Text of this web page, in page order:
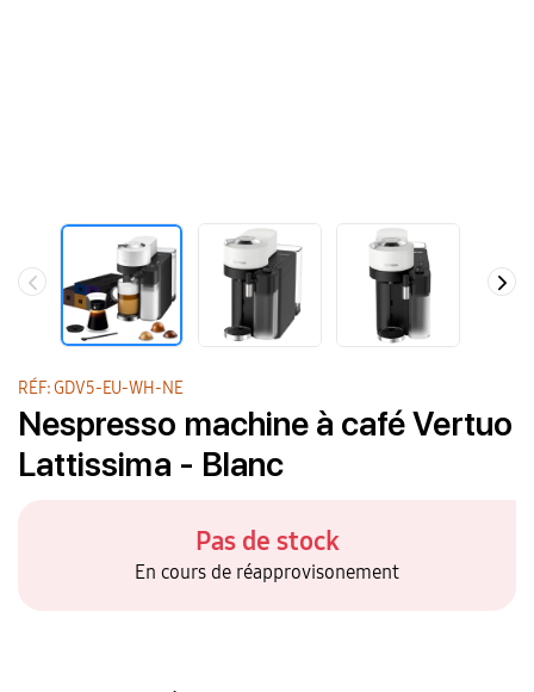
RÉF: GDV5-EU-WH-NE
Nespresso machine à café Vertuo
Lattissima - Blanc
Pas de stock
En cours de réapprovisonement